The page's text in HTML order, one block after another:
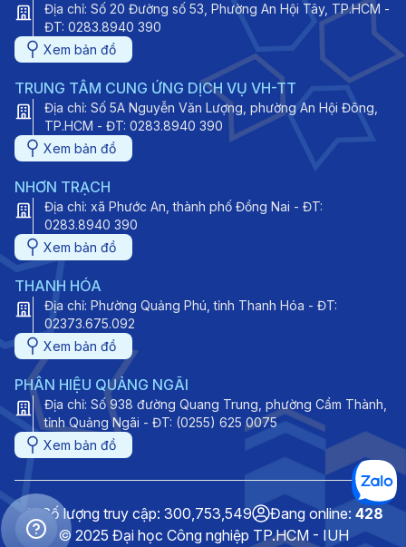
Địa chỉ: Số 20 Đường số 53, Phường An Hội Tây, TP.HCM -
ĐT: 0283.8940 390
Xem bản đồ
TRUNG TÂM CUNG ỨNG DỊCH VỤ VH-TT
Địa chỉ: Số 5A Nguyễn Văn Lượng, phường An Hội Đông,
TP.HCM - ĐT: 0283.8940 390
Xem bản đồ
NHƠN TRẠCH
Địa chỉ: xã Phước An, thành phố Đồng Nai - ĐT:
0283.8940 390
Xem bản đồ
THANH HÓA
Địa chỉ: Phường Quảng Phú, tỉnh Thanh Hóa - ĐT:
02373.675.092
Xem bản đồ
PHÂN HIỆU QUẢNG NGÃI
Địa chỉ: Số 938 đường Quang Trung, phường Cẩm Thành,
tỉnh Quảng Ngãi - ĐT: (0255) 625 0075
Xem bản đồ
Số lượng truy cập: 300,753,549 Đang online: 428
© 2025 Đại học Công nghiệp TP.HCM - IUH